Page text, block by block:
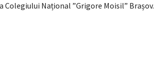
Național ”Grigore Moisil” Brașov.